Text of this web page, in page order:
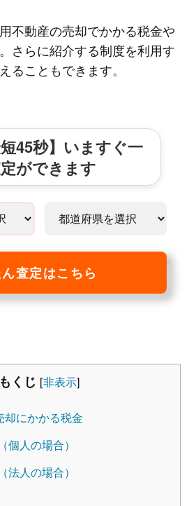
不動産の売却でかかる税金や
さらに紹介する制度を利用す
ることもできます。
短45秒】いますぐ一
ができます
査定はこちら
もくじ [非表示]
却にかかる税金
個人の場合）
人の場合）